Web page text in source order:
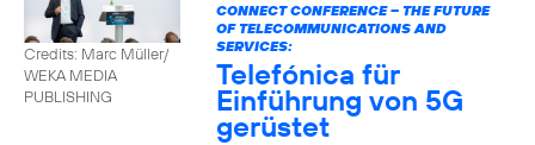
Credits: Marc Müller/
WEKA MEDIA
PUBLISHING
CONNECT CONFERENCE – THE FUTURE
OF TELECOMMUNICATIONS AND
SERVICES:
Telefónica für
Einführung von 5G
gerüstet